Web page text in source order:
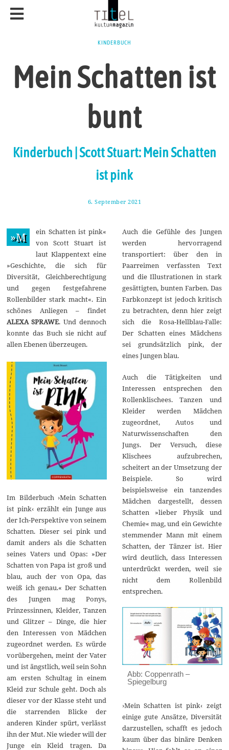
KINDERBUCH
Mein Schatten ist
bunt
Kinderbuch | Scott Stuart: Mein Schatten
ist pink
6. September 2021
e
t
e
m
b
e
r
2
0
2
»M
ein Schatten ist pink«
von Scott Stuart ist
laut Klappentext eine
»Geschichte, die sich für
Diversität, Gleichberechtigung
und gegen festgefahrene
Rollenbilder stark macht«. Ein
schönes Anliegen – findet
ALEXA SPRAWE. Und dennoch
konnte das Buch sie nicht auf
allen Ebenen überzeugen.
Im Bilderbuch ›Mein Schatten
ist pink‹ erzählt ein Junge aus
der Ich-Perspektive von seinem
Schatten. Dieser sei pink und
damit anders als die Schatten
seines Vaters und Opas: »Der
Schatten von Papa ist groß und
blau, auch der von Opa, das
weiß ich genau.« Der Schatten
des Jungen mag Ponys,
Prinzessinnen, Kleider, Tanzen
und Glitzer – Dinge, die hier
den Interessen von Mädchen
zugeordnet werden. Es würde
vorübergehen, meint der Vater
und ist ängstlich, weil sein Sohn
am ersten Schultag in einem
Kleid zur Schule geht. Doch als
dieser vor der Klasse steht und
die starrenden Blicke der
anderen Kinder spürt, verlässt
ihn der Mut. Nie wieder will der
Junge ein Kleid tragen. Da
Auch die Gefühle des Jungen
werden hervorragend
transportiert: über den in
Paarreimen verfassten Text
und die Illustrationen in stark
gesättigten, bunten Farben. Das
Farbkonzept ist jedoch kritisch
zu betrachten, denn hier zeigt
sich die Rosa-Hellblau-Falle:
Der Schatten eines Mädchens
sei grundsätzlich pink, der
eines Jungen blau.
Auch die Tätigkeiten und
Interessen entsprechen den
Rollenklischees. Tanzen und
Kleider werden Mädchen
zugeordnet, Autos und
Naturwissenschaften den
Jungs. Der Versuch, diese
Klischees aufzubrechen,
scheitert an der Umsetzung der
Beispiele. So wird
beispielsweise ein tanzendes
Mädchen dargestellt, dessen
Schatten »lieber Physik und
Chemie« mag, und ein Gewichte
stemmender Mann mit einem
Schatten, der Tänzer ist. Hier
wird deutlich, dass Interessen
unterdrückt werden, weil sie
nicht dem Rollenbild
entsprechen.
Abb: Coppenrath –
Spiegelburg
›Mein Schatten ist pink‹ zeigt
einige gute Ansätze, Diversität
darzustellen, schafft es jedoch
kaum über das binäre Denken